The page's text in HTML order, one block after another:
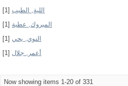
اللية, الطيب [1]
المبروك, عطية [1]
النوي, يحي [1]
أعمر, جلال [1]
Now showing items 1-20 of 331